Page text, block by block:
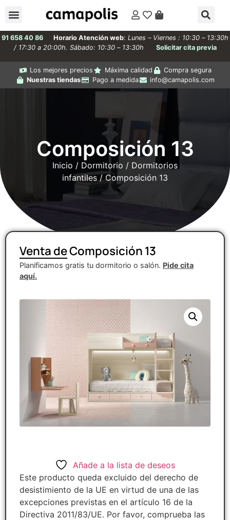
91 658 40 86 Horario Atención web: Lunes – Viernes : 10:30 – 13:30h
/ 17:30 a 20:00h. Sábado: 10:30 – 13:30h
Solicitar cita previa
Los mejores precios Máxima calidad
Compra segura
Nuestras tiendas
Pago a medida info@camapolis.com
Composición 13
Inicio / Dormitorio / Dormitorios
infantiles/ Composición 13
Venta de Composición 13
Planificamos gratis tu dormitorio o salón. Pide cita
aquí.
Añade a la lista de deseos
Este producto queda excluido del derecho de
desistimiento de la UE en virtud de una de las
excepciones previstas en el artículo 16 de la
Directiva 2011/83/UE. Por favor, comprueba las